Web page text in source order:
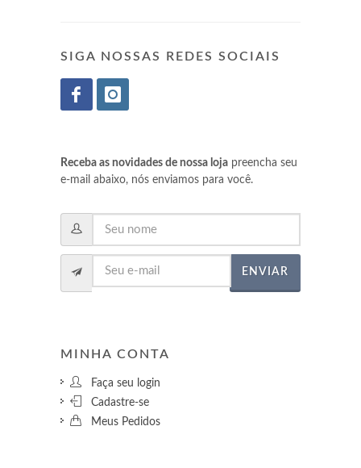
SIGA NOSSAS REDES SOCIAIS
Receba as novidades de nossa lojapreencha seu
e-mail abaixo, nós enviamos para você.
ENVIAR
MINHA CONTA
Faça seu login
Cadastre-se
Meus Pedidos